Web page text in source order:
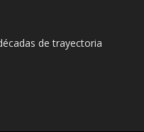
de trayectoria